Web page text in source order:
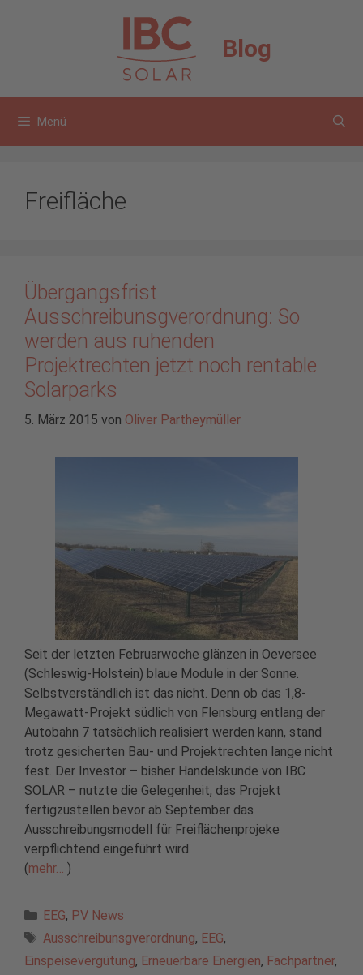
Blog
Menü
Freifläche
Übergangsfrist
Ausschreibunsgverordnung: So
werden aus ruhenden
Projektrechten jetzt noch rentable
Solarparks
5. März 2015 von Oliver Partheymüller
Seit der letzten Februarwoche glänzen in Oeversee
(Schleswig-Holstein) blaue Module in der Sonne.
Selbstverständlich ist das nicht. Denn ob das 1,8-
Megawatt-Projekt südlich von Flensburg entlang der
Autobahn 7 tatsächlich realisiert werden kann, stand
trotz gesicherten Bau- und Projektrechten lange nicht
fest. Der Investor – bisher Handelskunde von IBC
SOLAR – nutzte die Gelegenheit, das Projekt
fertigzustellen bevor ab September das
Ausschreibungsmodell für Freiflächenprojeke
verpflichtend eingeführt wird.
(mehr… )
Kategorien
EEG, PV News
Schlagwörter
Ausschreibunsgverordnung, EEG,
Einspeisevergütung, Erneuerbare Energien, Fachpartner,